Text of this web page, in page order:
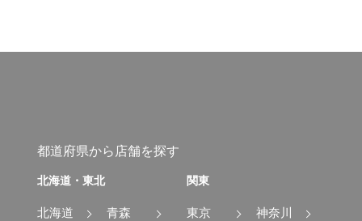
都道府県から店舗を探す
北海道・東北
北海道
青森
関東
東京
神奈川